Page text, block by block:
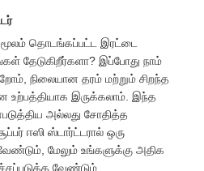
தொடங்கப்பட்ட இரட்டை
தேடுகிறீர்களா? இப்போது நாம்
நிலையான தரம் மற்றும் சிறந்த
உற்பத்தியாக இருக்கலாம். இந்த
அல்லது சோதித்த
ஈஸி ஸ்டார்ட்டரால் ஒரு
மேலும் உங்களுக்கு அதிக
வேண்டும்.